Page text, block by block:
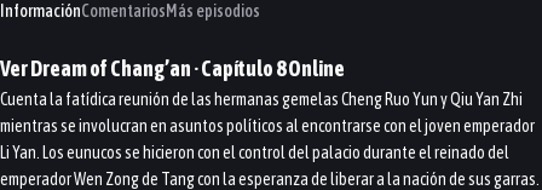
InformaciónComentariosMás episodios
VerDream of Chang’an· Capítulo8Online
Cuenta la fatídica reunión de las hermanas gemelas Cheng Ruo Yun y Qiu Yan Zhi
mientras se involucran en asuntos políticos al encontrarse con el joven emperador
Li Yan. Los eunucos se hicieron con el control del palacio durante el reinado del
emperador Wen Zong de Tang con la esperanza de liberar a la nación de sus garras.